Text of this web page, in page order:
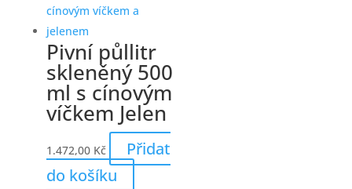
Pivní půllitr
skleněný 500
ml s cínovým
víčkem Jelen
1.472,00 Kč
Přidat
do košíku